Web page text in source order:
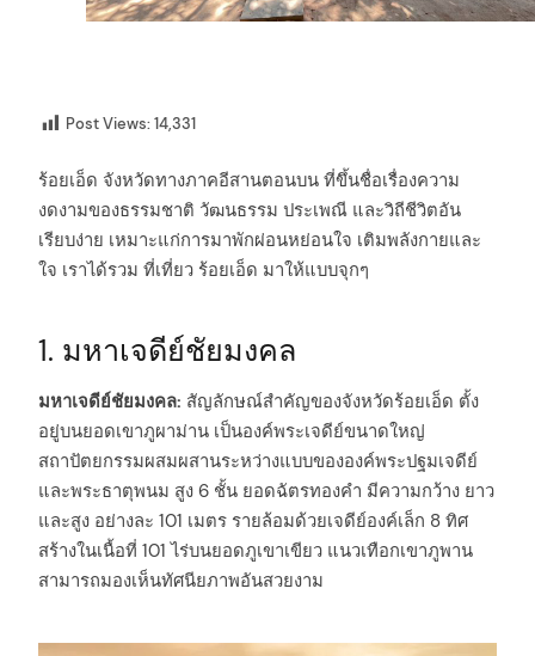
Post Views:14,331
ร้อยเอ็ด จังหวัดทางภาคอีสานตอนบน ที่ขึ้นชื่อเรื่องความ
งดงามของธรรมชาติ วัฒนธรรม ประเพณี และวิถีชีวิตอัน
เรียบง่าย เหมาะแก่การมาพักผ่อนหย่อนใจ เติมพลังกายและ
ใจ เราได้รวม ที่เที่ยว ร้อยเอ็ด มาให้แบบจุกๆ
1. มหาเจดีย์ชัยมงคล
มหาเจดีย์ชัยมงคล: สัญลักษณ์สำคัญของจังหวัดร้อยเอ็ด ตั้ง
อยู่บนยอดเขาภูผาม่าน เป็นองค์พระเจดีย์ขนาดใหญ่
สถาปัตยกรรมผสมผสานระหว่างแบบขององค์พระปฐมเจดีย์
และพระธาตุพนม สูง 6 ชั้น ยอดฉัตรทองคำ มีความกว้าง ยาว
และสูง อย่างละ 101 เมตร รายล้อมด้วยเจดีย์องค์เล็ก 8 ทิศ
สร้างในเนื้อที่ 101 ไร่บนยอดภูเขาเขียว แนวเทือกเขาภูพาน
สามารถมองเห็นทัศนียภาพอันสวยงาม